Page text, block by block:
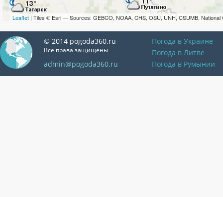
Leaflet | Tiles © Esri — Sources: GEBCO, NOAA, CHS, OSU, UNH, CSUMB, National
© 2014 pogoda360.ru
Все права защищены
admin@pogoda360.ru
Погода в Украине
Погода в Литве
Погода в Румынии